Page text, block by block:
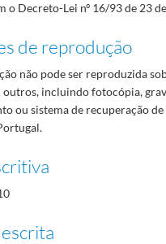
o Decreto-Lei nº 16/93 de 23 de
de reprodução
não pode ser reproduzida
outros, incluindo fotocópia,
ou sistema de recuperação